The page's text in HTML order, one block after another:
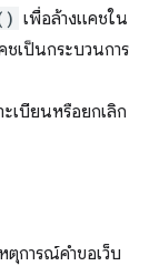
เพื่อล้างแคชใน
ชเป็นกระบวนการ
เบียนหรือยกเลิก
ตุการณ์คำขอเว็บ